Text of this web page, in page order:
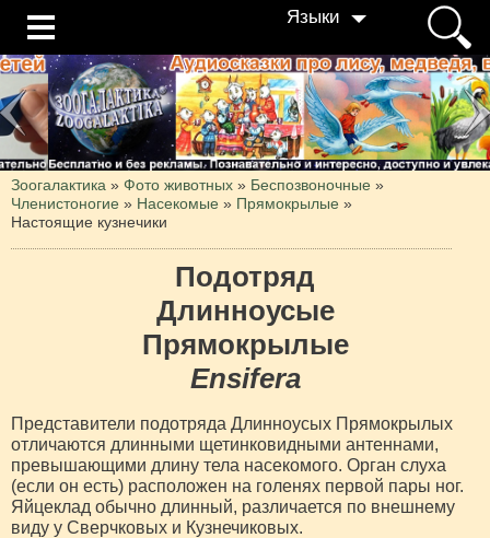
Языки
Зоогалактика » Фото животных » Беспозвоночные »
Членистоногие » Насекомые » Прямокрылые »
Настоящие кузнечики
Подотряд
Длинноусые
Прямокрылые
Ensifera
Представители подотряда Длинноусых Прямокрылых
отличаются длинными щетинковидными антеннами,
превышающими длину тела насекомого. Орган слуха
(если он есть) расположен на голенях первой пары ног.
Яйцеклад обычно длинный, различается по внешнему
виду у Сверчковых и Кузнечиковых.